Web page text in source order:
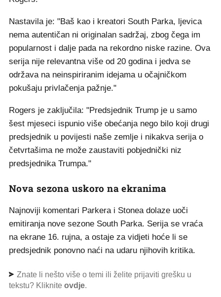
Nastavila je: "Baš kao i kreatori South Parka, ljevica
nema autentičan ni originalan sadržaj, zbog čega im
popularnost i dalje pada na rekordno niske razine. Ova
serija nije relevantna više od 20 godina i jedva se
održava na neinspiriranim idejama u očajničkom
pokušaju privlačenja pažnje."
Rogers je zaključila: "Predsjednik Trump je u samo
šest mjeseci ispunio više obećanja nego bilo koji drugi
predsjednik u povijesti naše zemlje i nikakva serija o
četvrtašima ne može zaustaviti pobjednički niz
predsjednika Trumpa."
Nova sezona uskoro na ekranima
Najnoviji komentari Parkera i Stonea dolaze uoči
emitiranja nove sezone South Parka. Serija se vraća
na ekrane 16. rujna, a ostaje za vidjeti hoće li se
predsjednik ponovno naći na udaru njihovih kritika.
Znate li nešto više o temi ili želite prijaviti grešku u
tekstu? Kliknite ovdje.